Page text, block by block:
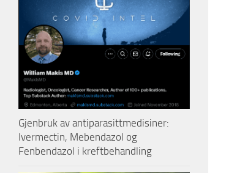
Gjenbruk av antiparasittmedisiner:
Ivermectin, Mebendazol og
Fenbendazol i kreftbehandling